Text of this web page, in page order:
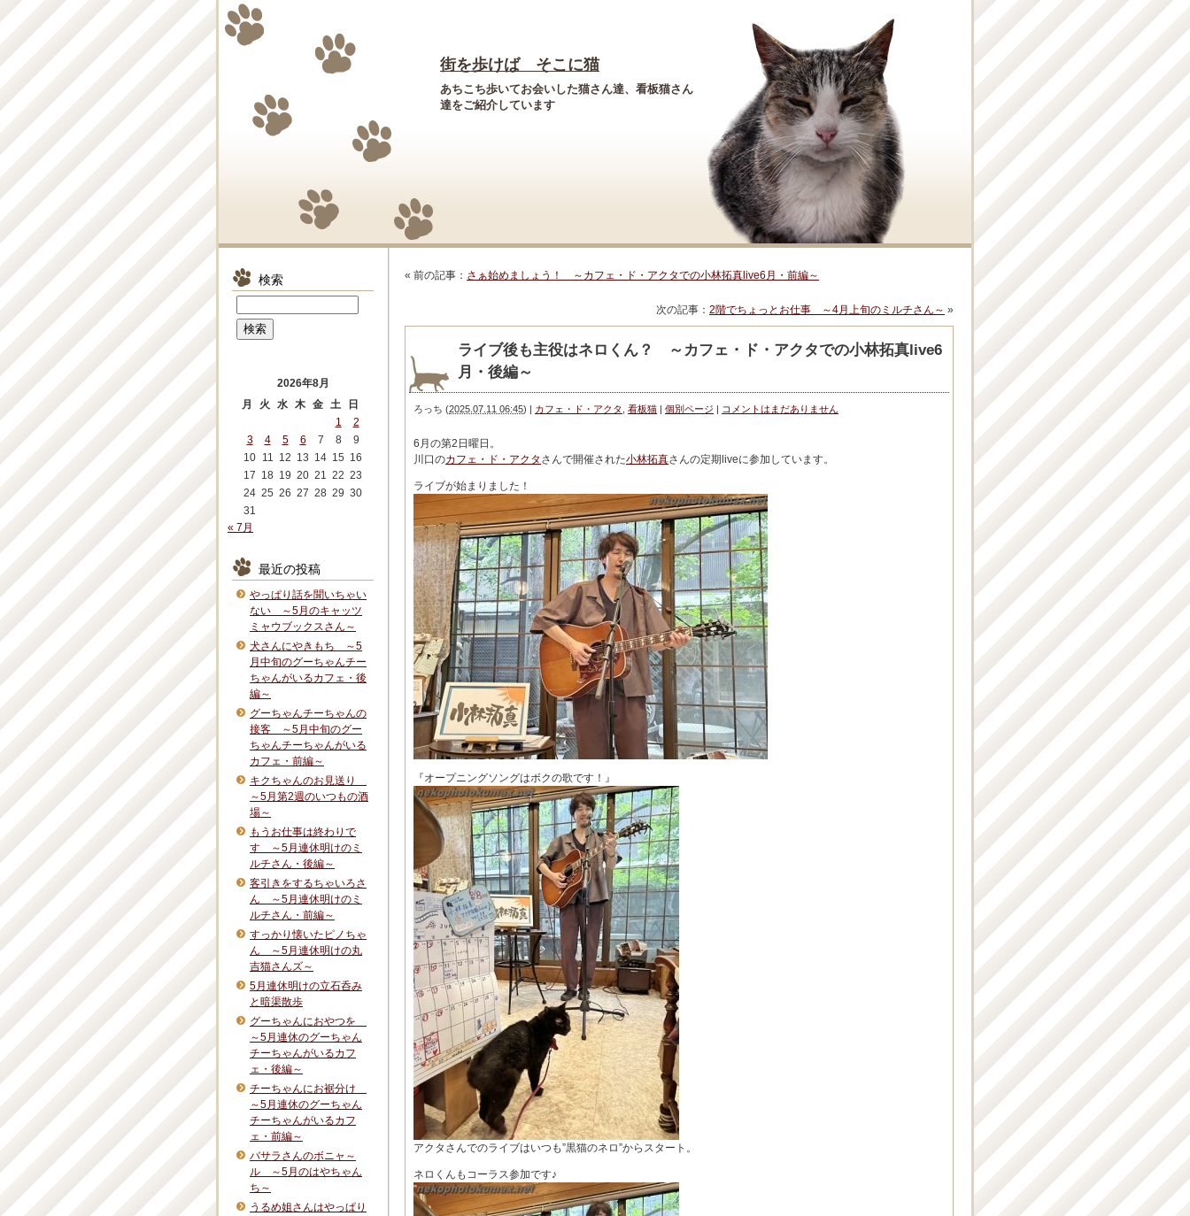
街を歩けば そこに猫
あちこち歩いてお会いした猫さん達、看板猫さん
達をご紹介しています
« 前の記事： さぁ始めましょう！ ～カフェ・ド・アクタでの小林拓真live6月・前編～
次の記事： 2階でちょっとお仕事 ～4月上旬のミルチさん～ »
ライブ後も主役はネロくん？ ～カフェ・ド・アクタでの小林拓真live6
月・後編～
ろっち (2025.07.11 06:45) | カフェ・ド・アクタ 看板猫 | 個別ページ | コメントはまだありません
6月の第2日曜日。
川口のカフェ・ド・アクタ さんで開催された小林拓真さんの定期liveに参加しています。
ライブが始まりました！
『オープニングソングはボクの歌です！』
アクタさんでのライブはいつも”黒猫のネロ”からスタート。
ネロくんもコーラス参加です♪
検索
2026年8月
月
火 水 木 金 土
日
1
2
3
4 5 6 7 8
9
10 11 12 13 14 15 16
17 18 19 20 21 22 23
24 25 26 27 28 29 30
31
« 7月
最近の投稿
やっぱり話を聞いちゃい
ない ～5月のキャッツ
ミャウブックスさん～
犬さんにやきもち ～5
月中旬のグーちゃんチー
ちゃんがいるカフェ・後
編～
グーちゃんチーちゃんの
接客 ～5月中旬のグー
ちゃんチーちゃんがいる
カフェ・前編～
キクちゃんのお見送り
～5月第2週のいつもの酒
場～
もうお仕事は終わりで
す ～5月連休明けのミ
ルチさん・後編～
客引きをするちゃいろさ
ん ～5月連休明けのミ
ルチさん・前編～
すっかり懐いたピノちゃ
ん ～5月連休明けの丸
吉猫さんズ～
5月連休明けの立石呑み
と暗渠散歩
グーちゃんにおやつを
～5月連休のグーちゃん
チーちゃんがいるカフ
ェ・後編～
チーちゃんにお裾分け
～5月連休のグーちゃん
チーちゃんがいるカフ
ェ・前編～
バサラさんのボニャ～
ル ～5月のはやちゃん
ち～
うるめ姐さんはやっぱり